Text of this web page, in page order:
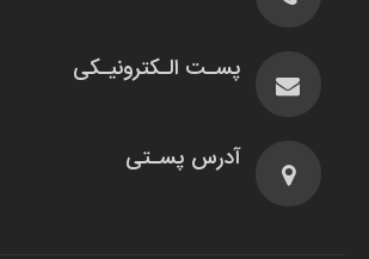
پسـت الـکترونیـکی
آدرس پسـتی